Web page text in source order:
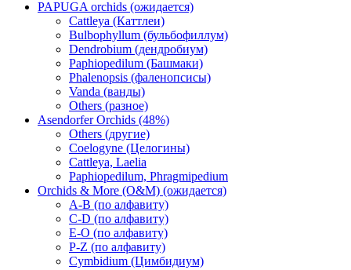
PAPUGA orchids (ожидается)
Cattleya (Каттлеи)
Bulbophyllum (бульбофиллум)
Dendrobium (дендробиум)
Paphiopedilum (Башмаки)
Phalenopsis (фаленопсисы)
Vanda (ванды)
Others (разное)
Asendorfer Orchids (48%)
Others (другие)
Coelogyne (Целогины)
Cattleya, Laelia
Paphiopedilum, Phragmipedium
Orchids & More (O&M) (ожидается)
A-B (по алфавиту)
C-D (по алфавиту)
E-O (по алфавиту)
P-Z (по алфавиту)
Cymbidium (Цимбидиум)